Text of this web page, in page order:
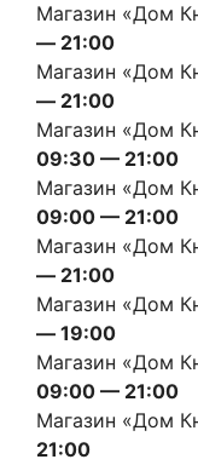
Магазин «Дом
— 21:00
Магазин «Дом
— 21:00
Магазин «Дом
09:30 — 21:00
Магазин «Дом
09:00 — 21:00
Магазин «Дом
— 21:00
Магазин «Дом
— 19:00
Магазин «Дом
09:00 — 21:00
Магазин «Дом
21:00